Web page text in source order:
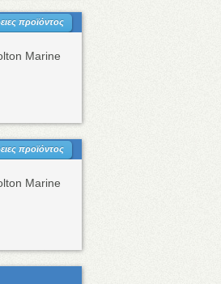
προϊόντος
Marine
προϊόντος
Marine